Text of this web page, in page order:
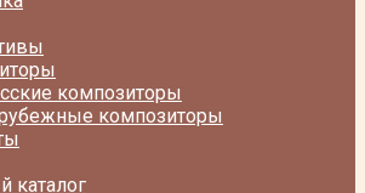
композиторы
композиторы
каталог